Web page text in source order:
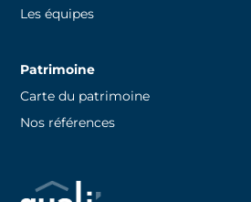
Les équipes
Patrimoine
Carte du patrimoine
Nos références